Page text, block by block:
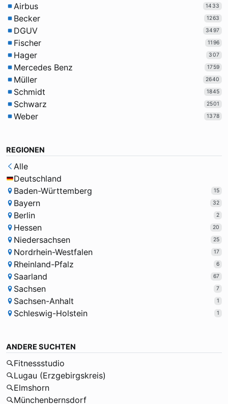
Airbus 1433
Becker 1263
DGUV 3497
Fischer 1196
Hager 307
Mercedes Benz 1759
Müller 2640
Schmidt 1845
Schwarz 2501
Weber 1378
REGIONEN
Alle
Deutschland
Baden-Württemberg
15
Bayern 32
Berlin 2
Hessen 20
Niedersachsen 25
Nordrhein-Westfalen 17
Rheinland-Pfalz 6
Saarland 67
Sachsen 7
Sachsen-Anhalt 1
Schleswig-Holstein 1
ANDERE SUCHTEN
Fitnessstudio
Lugau (Erzgebirgskreis)
Elmshorn
Münchenbernsdorf